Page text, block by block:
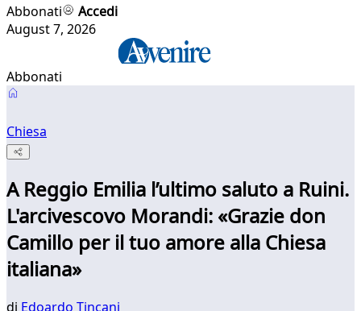
Abbonati
Accedi
August 7, 2026
Abbonati
Chiesa
A Reggio Emilia l’ultimo saluto a Ruini.
L'arcivescovo Morandi: «Grazie don
Camillo per il tuo amore alla Chiesa
italiana»
di Edoardo Tincani